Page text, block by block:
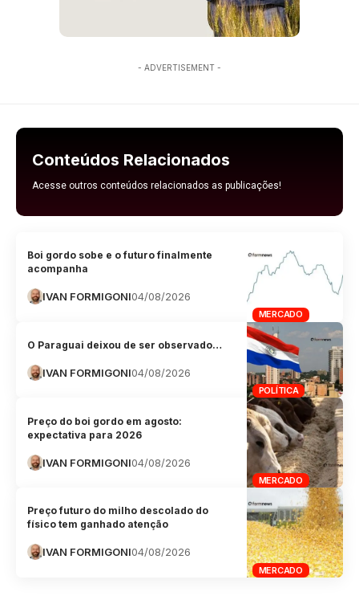
- ADVERTISEMENT -
Conteúdos Relacionados
Acesse outros conteúdos relacionados as publicações!
MERCADO
Boi gordo sobe e o futuro finalmente
acompanha
IVAN FORMIGONI04/08/2026
POLÍTICA
O Paraguai deixou de ser observado…
IVAN FORMIGONI04/08/2026
MERCADO
Preço do boi gordo em agosto:
expectativa para 2026
IVAN FORMIGONI04/08/2026
MERCADO
Preço futuro do milho descolado do
físico tem ganhado atenção
IVAN FORMIGONI04/08/2026